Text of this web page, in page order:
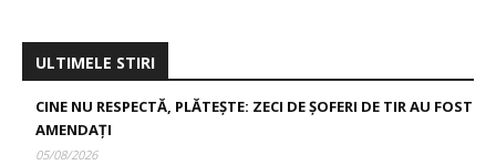
ULTIMELE STIRI
CINE NU RESPECTĂ, PLĂTEȘTE: ZECI DE ȘOFERI DE TIR AU FOST
AMENDAȚI
05/08/2026